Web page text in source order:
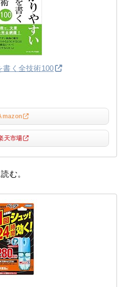
書く全技術100
天市場
む。